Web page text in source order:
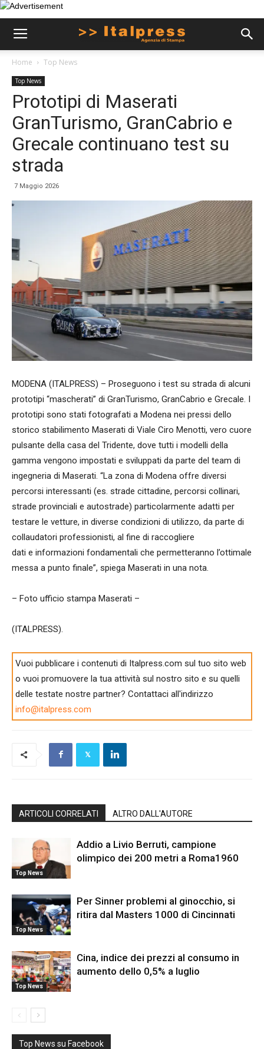
Home Top News
Top News
Prototipi di Maserati
GranTurismo, GranCabrio e
Grecale continuano test su
strada
7 Maggio 2026
MODENA (ITALPRESS) – Proseguono i test su strada di alcuni
prototipi “mascherati” di GranTurismo, GranCabrio e Grecale. I
prototipi sono stati fotografati a Modena nei pressi dello
storico stabilimento Maserati di Viale Ciro Menotti, vero cuore
pulsante della casa del Tridente, dove tutti i modelli della
gamma vengono impostati e sviluppati da parte del team di
ingegneria di Maserati. “La zona di Modena offre diversi
percorsi interessanti (es. strade cittadine, percorsi collinari,
strade provinciali e autostrade) particolarmente adatti per
testare le vetture, in diverse condizioni di utilizzo, da parte di
collaudatori professionisti, al fine di raccogliere
dati e informazioni fondamentali che permetteranno l’ottimale
messa a punto finale”, spiega Maserati in una nota.
– Foto ufficio stampa Maserati –
(ITALPRESS).
Vuoi pubblicare i contenuti di Italpress.com sul tuo sito web
o vuoi promuovere la tua attività sul nostro sito e su quelli
delle testate nostre partner? Contattaci all'indirizzo
info@italpress.com
ARTICOLI CORRELATI ALTRO DALL'AUTORE
Top News
Addio a Livio Berruti, campione
olimpico dei 200 metri a Roma1960
Top News
Per Sinner problemi al ginocchio, si
ritira dal Masters 1000 di Cincinnati
Top News
Cina, indice dei prezzi al consumo in
aumento dello 0,5% a luglio
Top News su Facebook